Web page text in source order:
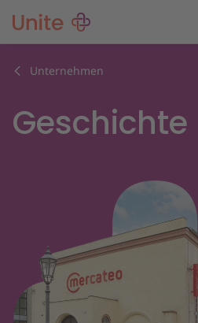
Unternehmen
Geschichte